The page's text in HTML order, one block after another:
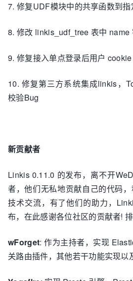
7. 修复UDF模块中的共享函数到指
8. 修改 linkis_udf_tree 表中 name
9. 修复接入单点登录后用户
10. 修复第三方系统集成linkis，
校验Bug
新贡献者
Linkis 0.11.0 的发布，离不开
者，他们无私地贡献自己的代码
技术交流，有了他们的助力，
布，在此感谢各位社区的贡献者!
wForget: 作为主持者，实现
关路由插件，其他若干功能实现以